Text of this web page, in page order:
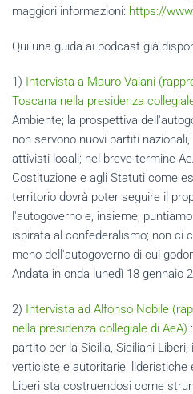
maggiori informazioni: https://
Qui una guida ai podcast già
1) Intervista a Mauro Vaiani
Toscana nella presidenza
Ambiente; la prospettiva
non servono nuovi partiti
attivisti locali; nel breve termine
Costituzione e agli Statuti come
territorio dovrà poter seguire il
l'autogoverno e, insieme,
ispirata al confederalismo; non ci
meno dell'autogoverno di cui
Andata in onda lunedì 18 gennaio
2) Intervista ad Alfonso Nobile
nella presidenza collegiale di AeA)
partito per la Sicilia, Siciliani
verticiste e autoritarie, lideristiche
Liberi sta costruendosi come